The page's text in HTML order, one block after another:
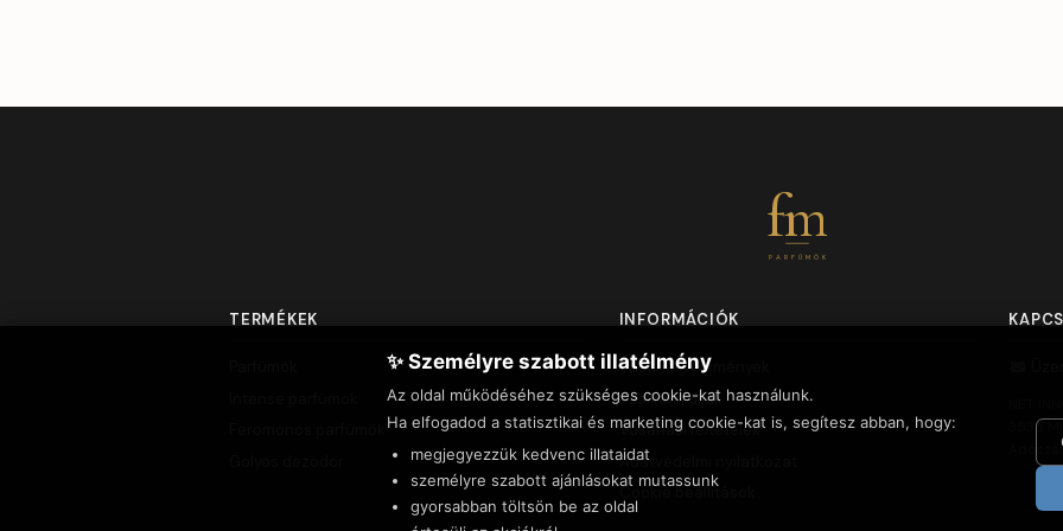
fm
PARFÜMÖK
TERMÉKEK INFORMÁCIÓK
Vásárlói vélemények
Szállítási díjak
Vásárlási feltételek
Adatvédelmi nyilatkozat
Cookie beállítások
3535
✨ Személyre szabott illatélmény
Az oldal működéséhez szükséges cookie-kat használunk.
Ha elfogadod a statisztikai és marketing cookie-kat is, segítesz abban, hogy:
megjegyezzük kedvenc illataidat
személyre szabott ajánlásokat mutassunk
gyorsabban töltsön be az oldal